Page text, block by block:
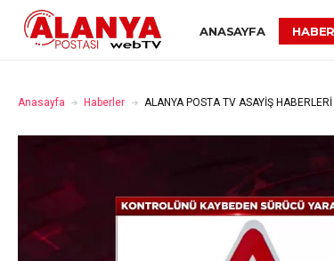
ANASAYFA
Anasayfa Haberler ALANYA POSTA TV ASAYİŞ